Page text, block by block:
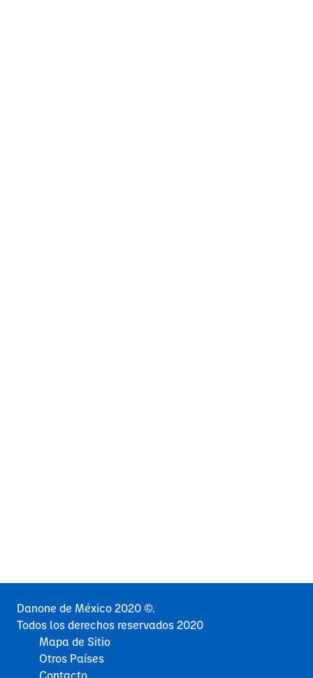
Danone de México 2020 ©.
Todos los derechos reservados 2020
Mapa de Sitio
Otros Países
Contacto